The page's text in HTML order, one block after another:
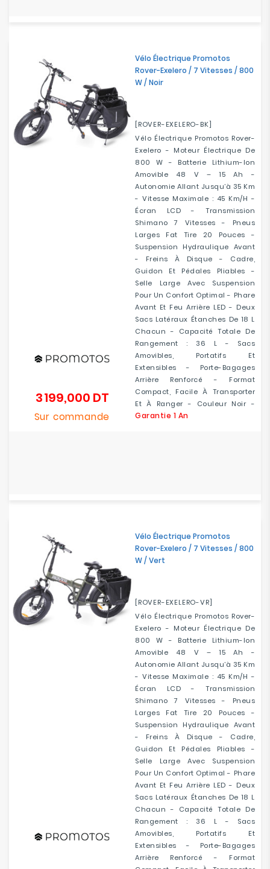
Vélo Électrique Promotos
Rover-Exelero / 7 Vitesses / 800
W / Noir
[ROVER-EXELERO-BK]
Vélo Électrique Promotos Rover-
Exelero - Moteur Électrique De
800 W - Batterie Lithium-Ion
Amovible 48 V – 15 Ah -
Autonomie Allant Jusqu’à 35 Km
- Vitesse Maximale : 45 Km/h -
Écran LCD - Transmission
Shimano 7 Vitesses - Pneus
Larges Fat Tire 20 Pouces -
Suspension Hydraulique Avant
- Freins À Disque - Cadre,
Guidon Et Pédales Pliables -
Selle Large Avec Suspension
Pour Un Confort Optimal - Phare
Avant Et Feu Arrière LED - Deux
Sacs Latéraux Étanches De 18 L
Chacun - Capacité Totale De
Rangement : 36 L - Sacs
Amovibles, Portatifs Et
Extensibles - Porte-Bagages
Arrière Renforcé - Format
Compact, Facile À Transporter
Et À Ranger - Couleur Noir -
Garantie 1 An
3 199,000 DTPrix
Sur commande
Vélo Électrique Promotos
Rover-Exelero / 7 Vitesses / 800
W / Vert
[ROVER-EXELERO-VR]
Vélo Électrique Promotos Rover-
Exelero - Moteur Électrique De
800 W - Batterie Lithium-Ion
Amovible 48 V – 15 Ah -
Autonomie Allant Jusqu’à 35 Km
- Vitesse Maximale : 45 Km/h -
Écran LCD - Transmission
Shimano 7 Vitesses - Pneus
Larges Fat Tire 20 Pouces -
Suspension Hydraulique Avant
- Freins À Disque - Cadre,
Guidon Et Pédales Pliables -
Selle Large Avec Suspension
Pour Un Confort Optimal - Phare
Avant Et Feu Arrière LED - Deux
Sacs Latéraux Étanches De 18 L
Chacun - Capacité Totale De
Rangement : 36 L - Sacs
Amovibles, Portatifs Et
Extensibles - Porte-Bagages
Arrière Renforcé - Format